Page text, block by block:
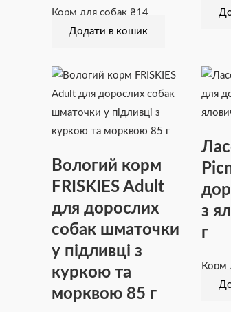
Корм для собак ₴14
Додати в кошик
Вологий корм
FRISKIES Adult
для дорослих
собак шматочки
у підливці з
куркою та
морквою 85 г
з
г
Корм